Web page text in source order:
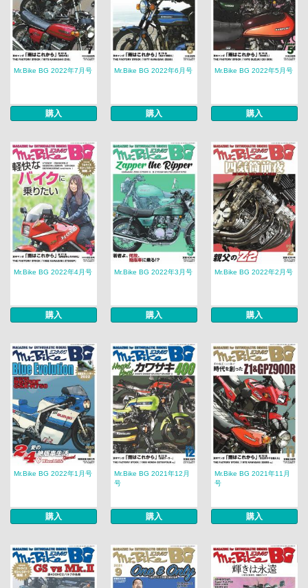
Mr.Bike BG 2022年7月号
購入
Mr.Bike BG 2022年6月号
購入
Mr.Bike BG 2022年5月号
購入
Mr.Bike BG 2022年4月号
購入
Mr.Bike BG 2022年3月号
購入
Mr.Bike BG 2022年2月号
購入
Mr.Bike BG 2022年1月号
購入
Mr.Bike BG 2021年12月
号
購入
Mr.Bike BG 2021年11月
号
購入